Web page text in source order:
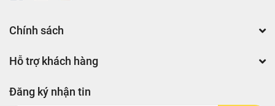
Chính sách
Hỗ trợ khách hàng
Đăng ký nhận tin